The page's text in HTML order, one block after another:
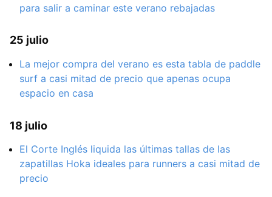
para salir a caminar este verano rebajadas
25 julio
La mejor compra del verano es esta tabla de paddle
surf a casi mitad de precio que apenas ocupa
espacio en casa
18 julio
El Corte Inglés liquida las últimas tallas de las
zapatillas Hoka ideales para runners a casi mitad de
precio